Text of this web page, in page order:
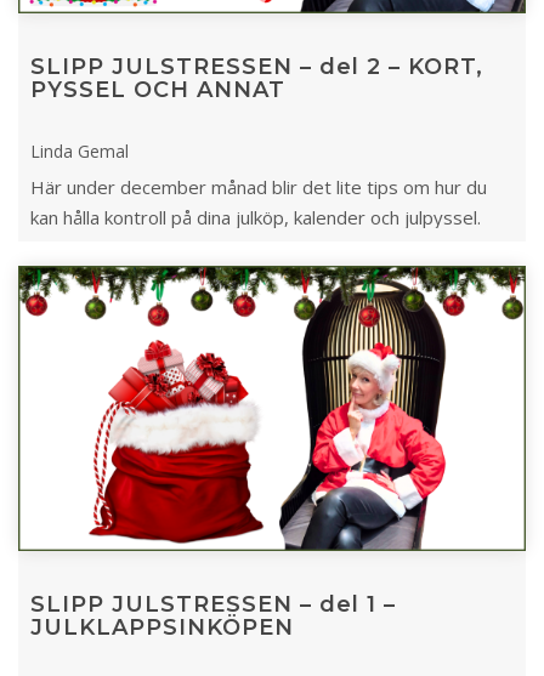
SLIPP JULSTRESSEN – del 2 – KORT,
PYSSEL OCH ANNAT
Linda Gemal
Här under december månad blir det lite tips om hur du
kan hålla kontroll på dina julköp, kalender och julpyssel.
SLIPP JULSTRESSEN – del 1 –
JULKLAPPSINKÖPEN